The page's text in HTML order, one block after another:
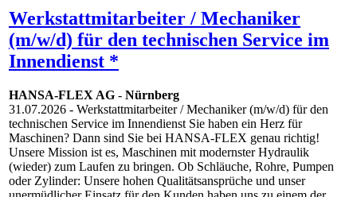
Werkstattmitarbeiter / Mechaniker
(m/w/d) für den technischen Service im
Innendienst *
HANSA-FLEX AG - Nürnberg
31.07.2026 - Werkstattmitarbeiter / Mechaniker (m/w/d) für den
technischen Service im Innendienst Sie haben ein Herz für
Maschinen? Dann sind Sie bei HANSA-FLEX genau richtig!
Unsere Mission ist es, Maschinen mit modernster Hydraulik
(wieder) zum Laufen zu bringen. Ob Schläuche, Rohre, Pumpen
oder Zylinder: Unsere hohen Qualitätsansprüche und unser